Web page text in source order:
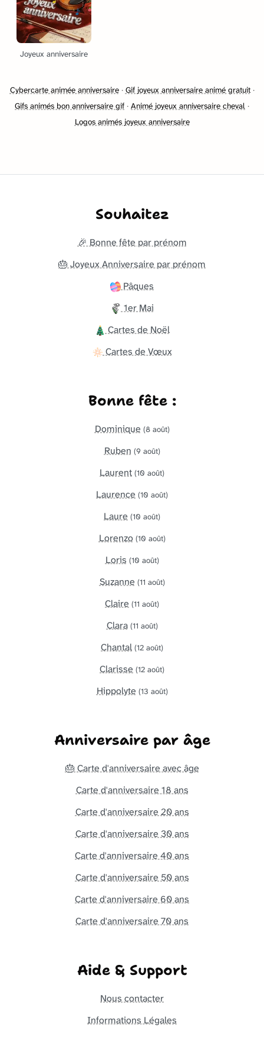
Joyeux anniversaire
Cybercarte animée anniversaire· Gif joyeux anniversaire animé gratuit·
Gifs animés bon anniversaire gif · Animé joyeux anniversaire cheval ·
Logos animés joyeux anniversaire
Souhaitez
🎉 Bonne fête par prénom
🎂 Joyeux Anniversaire par prénom
Pâques
1er Mai
Cartes de Noël
Cartes de Vœux
Bonne fête :
Dominique (8 août)
Ruben (9 août)
Laurent (10 août)
Laurence (10 août)
Laure (10 août)
Lorenzo (10 août)
Loris (10 août)
Suzanne (11 août)
Claire (11 août)
Clara (11 août)
Chantal (12 août)
Clarisse (12 août)
Hippolyte (13 août)
Anniversaire par âge
🎂 Carte d'anniversaire avec âge
Carte d'anniversaire 18 ans
Carte d'anniversaire 20 ans
Carte d'anniversaire 30 ans
Carte d'anniversaire 40 ans
Carte d'anniversaire 50 ans
Carte d'anniversaire 60 ans
Carte d'anniversaire 70 ans
Aide & Support
Nous contacter
Informations Légales